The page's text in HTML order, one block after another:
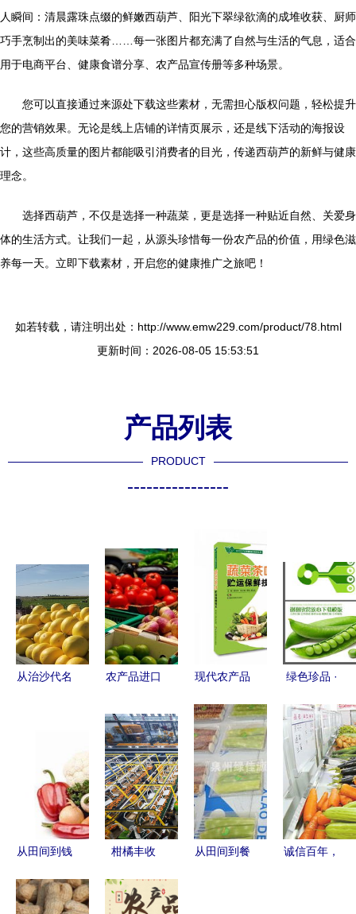
人瞬间：清晨露珠点缀的鲜嫩西葫芦、阳光下翠绿欲滴的成堆收获、厨师
巧手烹制出的美味菜肴……每一张图片都充满了自然与生活的气息，适合
用于电商平台、健康食谱分享、农产品宣传册等多种场景。
您可以直接通过来源处下载这些素材，无需担心版权问题，轻松提升
您的营销效果。无论是线上店铺的详情页展示，还是线下活动的海报设
计，这些高质量的图片都能吸引消费者的目光，传递西葫芦的新鲜与健康
理念。
选择西葫芦，不仅是选择一种蔬菜，更是选择一种贴近自然、关爱身
体的生活方式。让我们一起，从源头珍惜每一份农产品的价值，用绿色滋
养每一天。立即下载素材，开启您的健康推广之旅吧！
如若转载，请注明出处：http://www.emw229.com/product/78.html
更新时间：2026-08-05 15:53:51
产品列表
PRODUCT
----------------
从治沙代名
逆袭之路
农产品进口
流程、要点
与注意事项
现代农产品
术丛书 蔬
菜茶叶贮运
保鲜技术
绿色珍品 ·
高山豌豆系
列产品介绍
指南
从田间到钱
高回报的农
柑橘丰收
工人忙碌包
从田间到餐
诚信百年，